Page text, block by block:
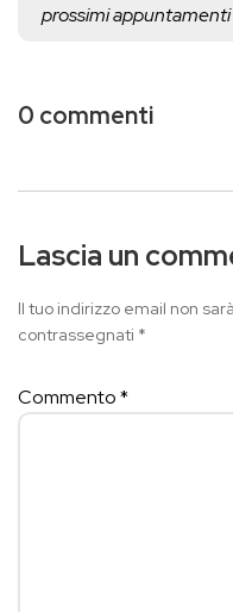
prossimi
0 commenti
Lascia un
Il tuo indirizzo email non
contrassegnati *
Commento*